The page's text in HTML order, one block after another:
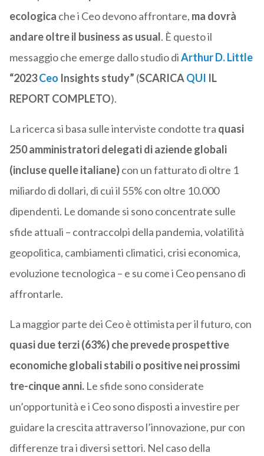
ecologica che i Ceo devono affrontare, ma dovrà
andare oltre il business as usual. È questo il
messaggio che emerge dallo studio diArthur D. Little
“2023Ceo Insights study” (SCARICAQUI IL
REPORT COMPLETO).
La ricerca si basa sulle interviste condotte tra quasi
250 amministratori delegati di aziende globali
(incluse quelle italiane)con un fatturato di oltre 1
miliardo di dollari, di cui il 55% con oltre 10.000
dipendenti. Le domande si sono concentrate sulle
sfide attuali – contraccolpi della pandemia, volatilità
geopolitica, cambiamenti climatici, crisi economica,
evoluzione tecnologica – e su come i Ceo pensano di
affrontarle.
La maggior parte dei Ceo è ottimista per il futuro, con
quasi due terzi (63%) che prevede prospettive
economiche globali stabili o positive nei prossimi
tre-cinque anni.Le sfide sono considerate
un’opportunità e i Ceo sono disposti a investire per
guidare la crescita attraverso l’innovazione, pur con
differenze tra i diversi settori. Nel caso della